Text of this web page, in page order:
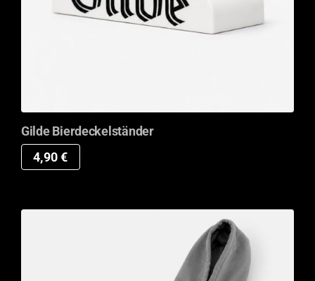
Gilde Bierdeckelständer
4,90€